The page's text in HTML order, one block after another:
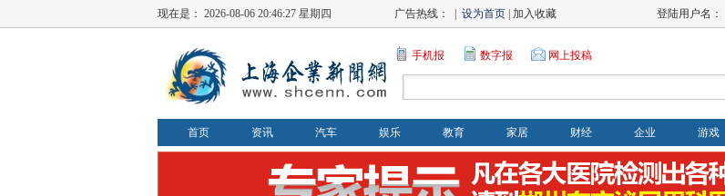
现在是： 2026-08-06 20:46:27 星期四 广告热线： | 设为首页 | 加入收藏 登陆用户名：
手机报 数字报 网上投稿
首页 资讯 汽车 娱乐 教育 家居 财经 企业 游戏